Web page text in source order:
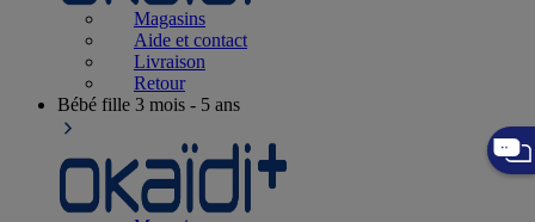
Magasins
Aide et contact
Livraison
Retour
Bébé fille 3 mois - 5 ans